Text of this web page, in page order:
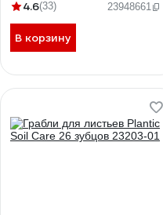
GVER-21
4.6(33) 23948661
В корзину